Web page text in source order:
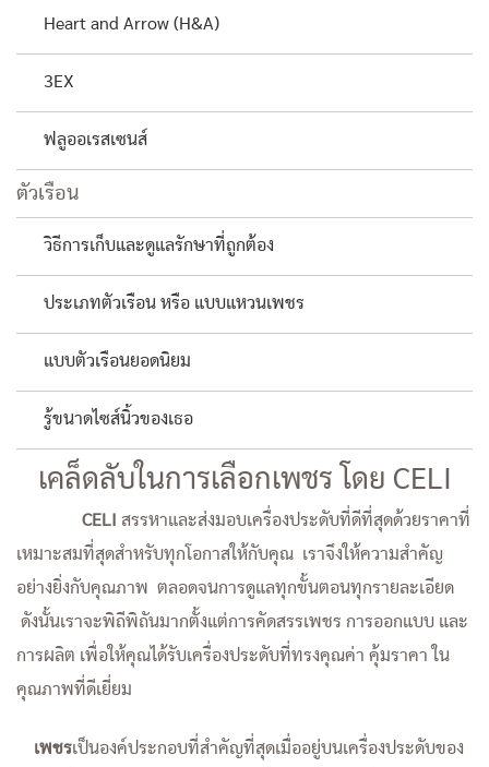
Heart and Arrow (H&A)
3EX
ฟลูออเรสเซนส์
ตัวเรือน
วิธีการเก็บและดูแลรักษาที่ถูกต้อง
ประเภทตัวเรือน หรือ แบบแหวนเพชร
แบบตัวเรือนยอดนิยม
รู้ขนาดไซส์นิ้วของเธอ
เคล็ดลับในการเลือกเพชร โดย CELI
CELI สรรหาและส่งมอบเครื่องประดับที่ดีที่สุดด้วยราคาที่
เหมาะสมที่สุดสำหรับทุกโอกาสให้กับคุณ เราจึงให้ความสำคัญ
อย่างยิ่งกับคุณภาพ ตลอดจนการดูแลทุกขั้นตอนทุกรายละเอียด
ดังนั้นเราจะพิถีพิถันมากตั้งแต่การคัดสรรเพชร การออกแบบ และ
การผลิต เพื่อให้คุณได้รับเครื่องประดับที่ทรงคุณค่า คุ้มราคา ใน
คุณภาพที่ดีเยี่ยม
เพชรเป็นองค์ประกอบที่สำคัญที่สุดเมื่ออยู่บนเครื่องประดับของ